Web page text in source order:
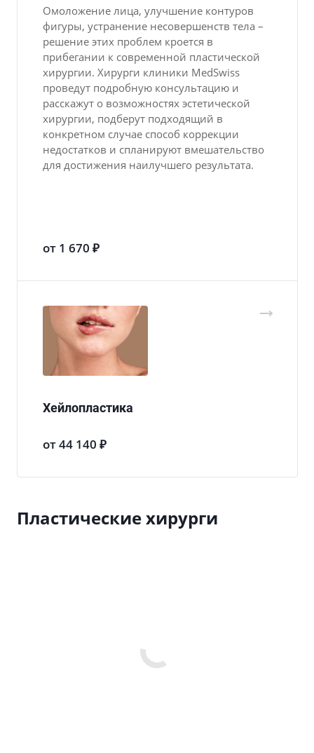
Омоложение лица, улучшение контуров
фигуры, устранение несовершенств тела –
решение этих проблем кроется в
прибегании к современной пластической
хирургии. Хирурги клиники MedSwiss
проведут подробную консультацию и
расскажут о возможностях эстетической
хирургии, подберут подходящий в
конкретном случае способ коррекции
недостатков и спланируют вмешательство
для достижения наилучшего результата.
от 1 670 ₽
Хейлопластика
от 44 140 ₽
Пластические хирурги